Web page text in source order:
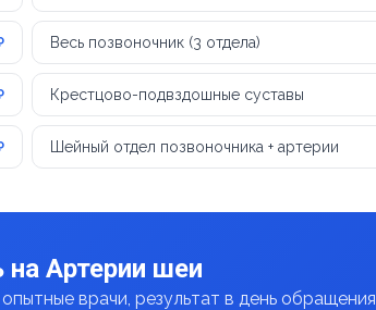
Весь позвоночник (3 отдела)
Крестцово-подвздошные суставы
Шейный отдел позвоночника + артерии
на Артерии шеи
врачи, результат в день обращения